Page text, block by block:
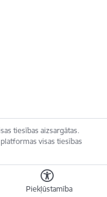
Piekļūstamība
tiesības aizsargātas.
visas tiesības